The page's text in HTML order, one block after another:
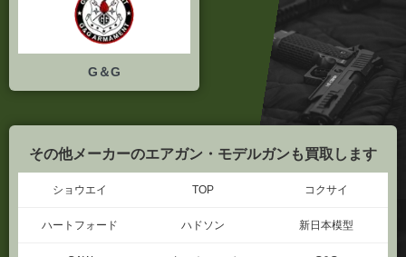
G＆G
ショウエイ TOP コクサイ